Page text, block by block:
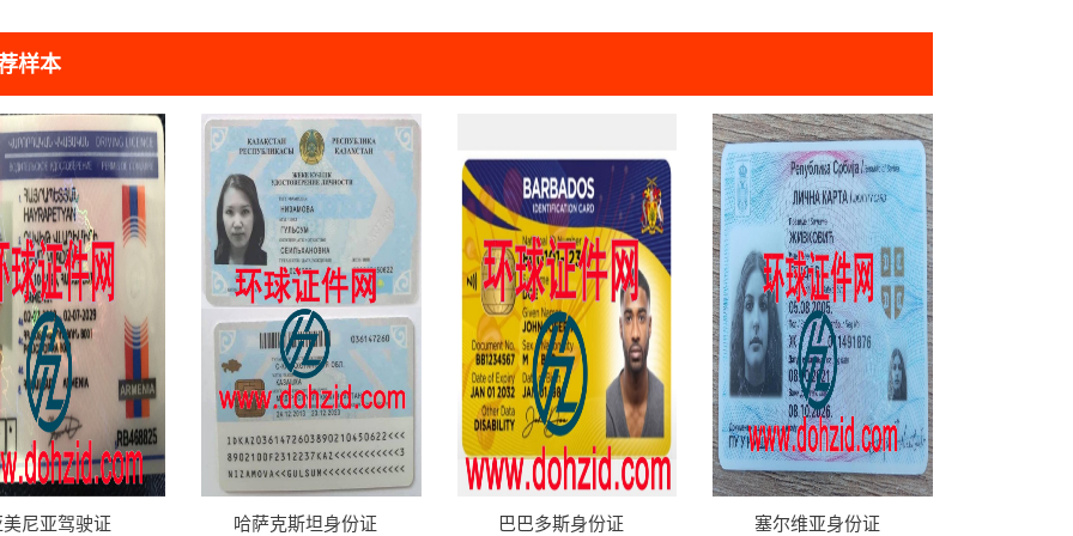
样本
尼亚驾驶证 哈萨克斯坦身份证 巴巴多斯身份证 塞尔维亚身份证